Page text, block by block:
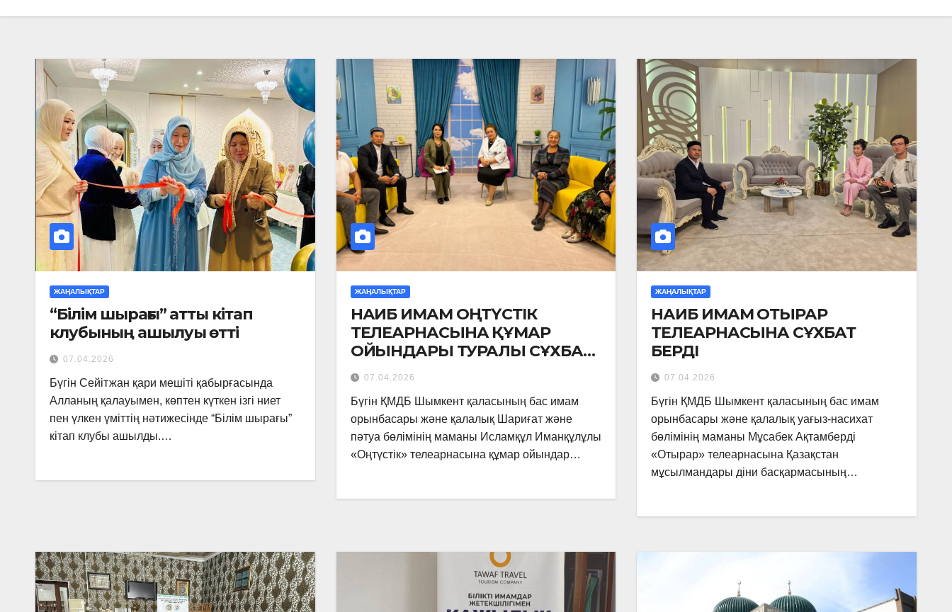
ЖАҢАЛЫҚТАР
“Білім шырағы” атты кітап
клубының ашылуы өтті
07.04.2026
Бүгін Сейітжан қари мешіті қабырғасында
Алланың қалауымен, көптен күткен ізгі ниет
пен үлкен үміттің нәтижесінде “Білім шырағы”
кітап клубы ашылды.…
ЖАҢАЛЫҚТАР
НАИБ ИМАМ ОҢТҮСТІК
ТЕЛЕАРНАСЫНА ҚҰМАР
ОЙЫНДАРЫ ТУРАЛЫ СҰХБАТ
БЕРДІ
07.04.2026
Бүгін ҚМДБ Шымкент қаласының бас имам
орынбасары және қалалық Шариғат және
пәтуа бөлімінің маманы Исламқұл Иманқұлұлы
«Оңтүстік» телеарнасына құмар ойындар…
ЖАҢАЛЫҚТАР
НАИБ ИМАМ ОТЫРАР
ТЕЛЕАРНАСЫНА СҰХБАТ
БЕРДІ
07.04.2026
Бүгін ҚМДБ Шымкент қаласының бас имам
орынбасары және қалалық уағыз-насихат
бөлімінің маманы Мұсабек Ақтамберді
«Отырар» телеарнасына Қазақстан
мұсылмандары діни басқармасының…